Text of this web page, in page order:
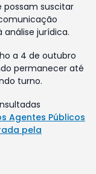
possam suscitar
análise jurídica.
a 4 de outubro
permanecer até
turno.
Agentes Públicos
pela